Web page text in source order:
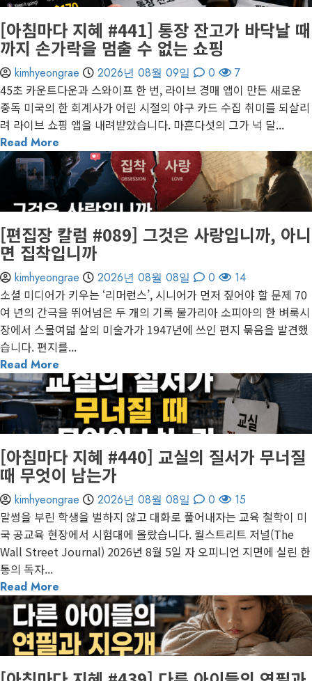
[아침마다 지혜 #441] 통장 잔고가 바닥날 때
까지 손가락을 멈출 수 없는 쇼핑
kimhyeongrae 2026년 08월 09일 0 7
45초 카운트다운과 스와이프 한 번, 라이브 경매 앱이 만든 새로운
중독 미국의 한 회계사가 어린 시절의 야구 카드 수집 취미를 되살리
려 라이브 쇼핑 앱을 내려받았습니다. 마흔다섯의 그가 넉 달...
Read More
1 minute read
게재된 글
편집장 칼럼
[편집장 칼럼 #089] 그것은 사랑입니까, 아니
면 집착입니까
kimhyeongrae 2026년 08월 08일 0 14
소셜 미디어가 키우는 ‘리머런스’, 시니어가 먼저 짚어야 할 문제 70
여 년의 간극을 뛰어넘은 두 개의 기록 불가리아 소피아의 한 벼룩시
장에서 스물여덟 살의 미술가가 1947년에 쓰인 편지 묶음을 발견했
습니다. 편지를...
Read More
1 minute read
게재된 글
아침마다 지혜
[아침마다 지혜 #440] 교실의 질서가 무너질
때 무엇이 남는가
kimhyeongrae 2026년 08월 08일 0 15
말썽을 부린 학생을 벌하지 않고 대화로 풀어내자는 교육 철학이 미
국 공교육 현장에서 시험대에 올랐습니다. 월스트리트 저널(The
Wall Street Journal) 2026년 8월 5일 자 오피니언 지면에 실린 한
통의 독자...
Read More
1 minute read
게재된 글
아침마다 지혜